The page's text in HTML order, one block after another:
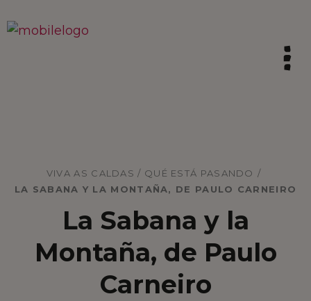
SIENTE LA TRADICIÓN
VIVA COMO CALDAS
VIBRAR CON LA INNOVACIÓN
VIVA AS CALDAS / QUÉ ESTÁ PASANDO /
LA SABANA Y LA MONTAÑA, DE PAULO CARNEIRO
La Sabana y la
Montaña, de Paulo
Carneiro